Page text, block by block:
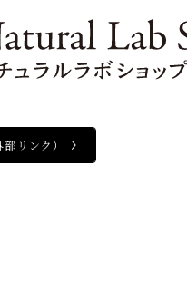
部リンク）